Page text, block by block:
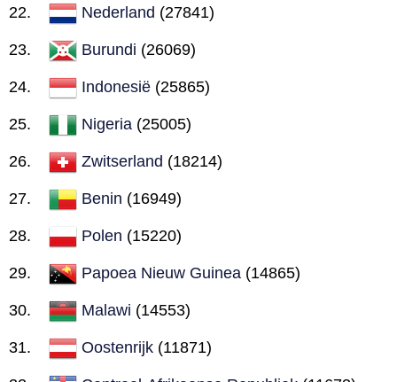
Nederland (27841)
Burundi (26069)
Indonesië (25865)
Nigeria (25005)
Zwitserland (18214)
Benin (16949)
Polen (15220)
Papoea Nieuw Guinea (14865)
Malawi (14553)
Oostenrijk (11871)